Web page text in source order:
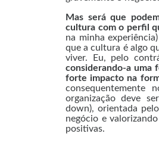
Mas será que
cultura com o perfil
na minha
que a cultura é algo
viver. Eu, pelo
considerando-a uma
forte impacto na
consequentemente
organização deve
down), orientada
negócio e
positivas.